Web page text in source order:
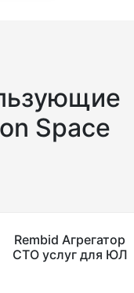
Space
Rembid Агрегатор
СТО услуг для ЮЛ